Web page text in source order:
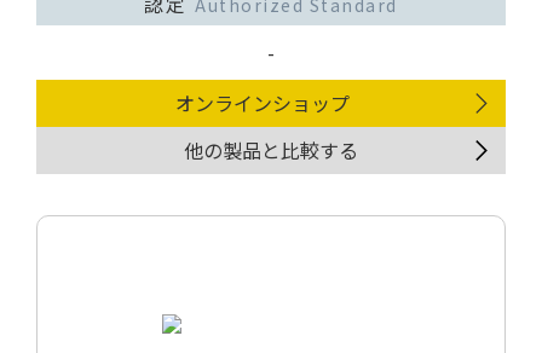
Authorized Standard
-
オンラインショップ
他の製品と比較する